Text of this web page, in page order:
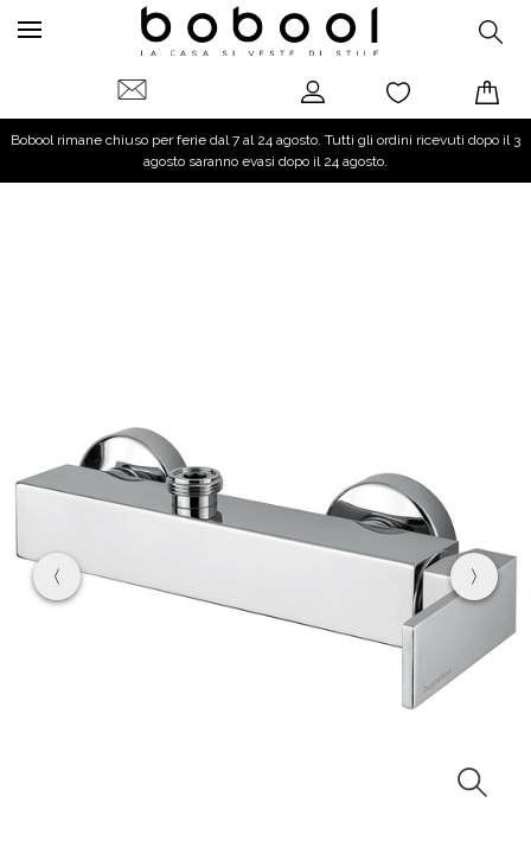
Bobool rimane chiuso per ferie dal 7 al 24 agosto. Tutti gli ordini ricevuti dopo il 3
agosto saranno evasi dopo il 24 agosto.